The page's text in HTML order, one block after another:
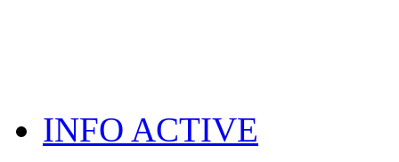
INFO ACTIVE